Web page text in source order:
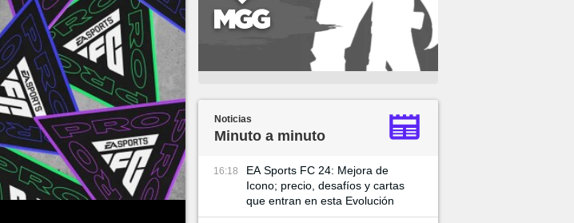
Noticias
Minuto a minuto
16:18
EA Sports FC 24: Mejora de
Icono; precio, desafíos y cartas
que entran en esta Evolución